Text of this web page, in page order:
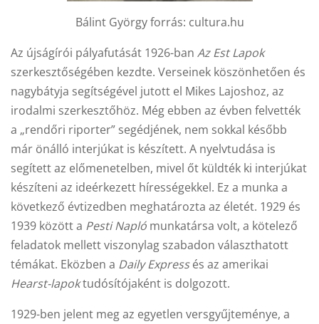
Bálint György forrás: cultura.hu
Az újságírói pályafutását 1926-ban Az Est Lapok
szerkesztőségében kezdte. Verseinek köszönhetően és
nagybátyja segítségével jutott el Mikes Lajoshoz, az
irodalmi szerkesztőhöz. Még ebben az évben felvették
a „rendőri riporter” segédjének, nem sokkal később
már önálló interjúkat is készített. A nyelvtudása is
segített az előmenetelben, mivel őt küldték ki interjúkat
készíteni az ideérkezett hírességekkel. Ez a munka a
következő évtizedben meghatározta az életét. 1929 és
1939 között a Pesti Napló munkatársa volt, a kötelező
feladatok mellett viszonylag szabadon választhatott
témákat. Eközben a Daily Expressés az amerikai
Hearst-lapoktudósítójaként is dolgozott.
1929-ben jelent meg az egyetlen versgyűjteménye, a